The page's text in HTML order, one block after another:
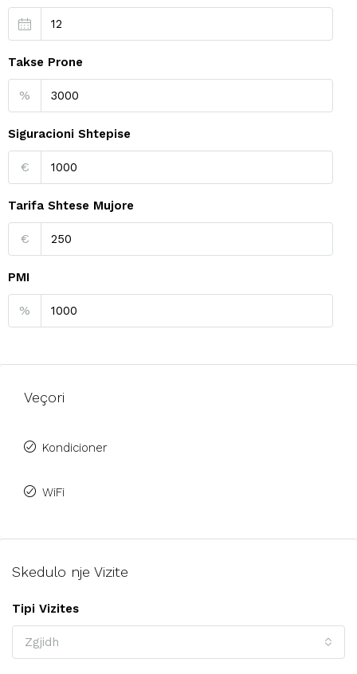
Takse Prone
%
Siguracioni Shtepise
€
Tarifa Shtese Mujore
€
PMI
%
Veçori
Kondicioner
WiFi
Skedulo nje Vizite
Tipi Vizites
Zgjidh